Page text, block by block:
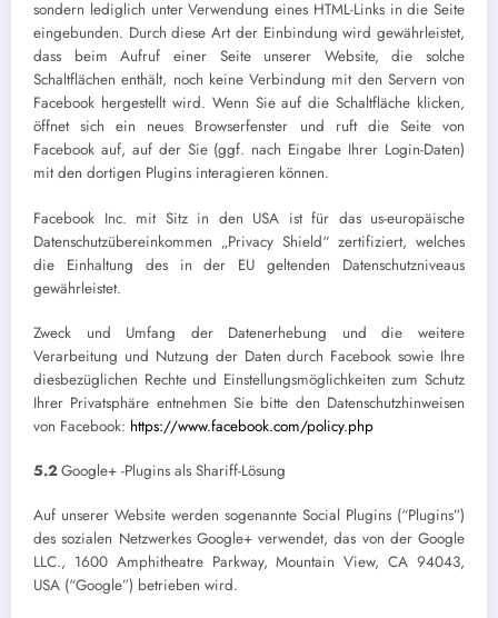
sondern lediglich unter Verwendung eines HTML-Links in die Seite
eingebunden. Durch diese Art der Einbindung wird gewährleistet,
dass beim Aufruf einer Seite unserer Website, die solche
Schaltflächen enthält, noch keine Verbindung mit den Servern von
Facebook hergestellt wird. Wenn Sie auf die Schaltfläche klicken,
öffnet sich ein neues Browserfenster und ruft die Seite von
Facebook auf, auf der Sie (ggf. nach Eingabe Ihrer Login-Daten)
mit den dortigen Plugins interagieren können.
Facebook Inc. mit Sitz in den USA ist für das us-europäische
Datenschutzübereinkommen „Privacy Shield“ zertifiziert, welches
die Einhaltung des in der EU geltenden Datenschutzniveaus
gewährleistet.
Zweck und Umfang der Datenerhebung und die weitere
Verarbeitung und Nutzung der Daten durch Facebook sowie Ihre
diesbezüglichen Rechte und Einstellungsmöglichkeiten zum Schutz
Ihrer Privatsphäre entnehmen Sie bitte den Datenschutzhinweisen
von Facebook: https://www.facebook.com/policy.php
5.2Google+ -Plugins als Shariff-Lösung
Auf unserer Website werden sogenannte Social Plugins (“Plugins”)
des sozialen Netzwerkes Google+ verwendet, das von der Google
LLC., 1600 Amphitheatre Parkway, Mountain View, CA 94043,
USA (“Google”) betrieben wird.